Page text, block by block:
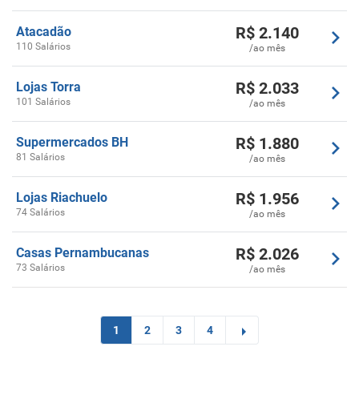
Atacadão
110 Salários
R$ 2.140
/ao mês
Lojas Torra
101 Salários
R$ 2.033
/ao mês
Supermercados BH
81 Salários
R$ 1.880
/ao mês
Lojas Riachuelo
74 Salários
R$ 1.956
/ao mês
Casas Pernambucanas
73 Salários
R$ 2.026
/ao mês
1 2 3 4